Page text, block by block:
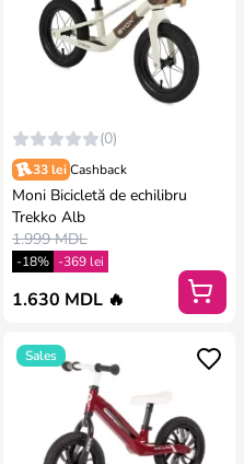
(0)
33 lei Cashback
Moni Bicicletă de echilibru
Trekko Alb
1.999 MDL
-18% -369 lei
1.630 MDL 🔥
Sales